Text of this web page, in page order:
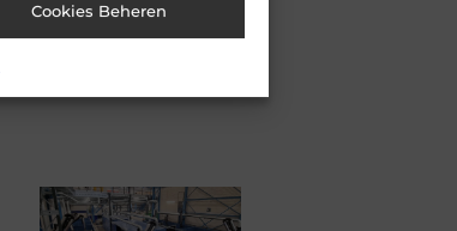
Cookies Beheren